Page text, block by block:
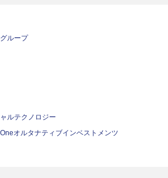
ループ
ルテクノロジー
オルタナティブインベストメンツ